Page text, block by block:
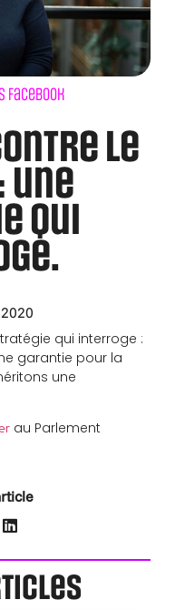
Facebook
le
une
qui
qui interroge :
garantie pour la
une
au Parlement